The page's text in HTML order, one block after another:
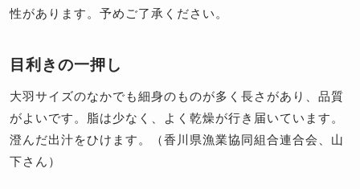
性があります。予めご了承ください。
目利きの一押し
大羽サイズのなかでも細身のものが多く長さがあり、品質
がよいです。脂は少なく、よく乾燥が行き届いています。
澄んだ出汁をひけます。（香川県漁業協同組合連合会、山
下さん）